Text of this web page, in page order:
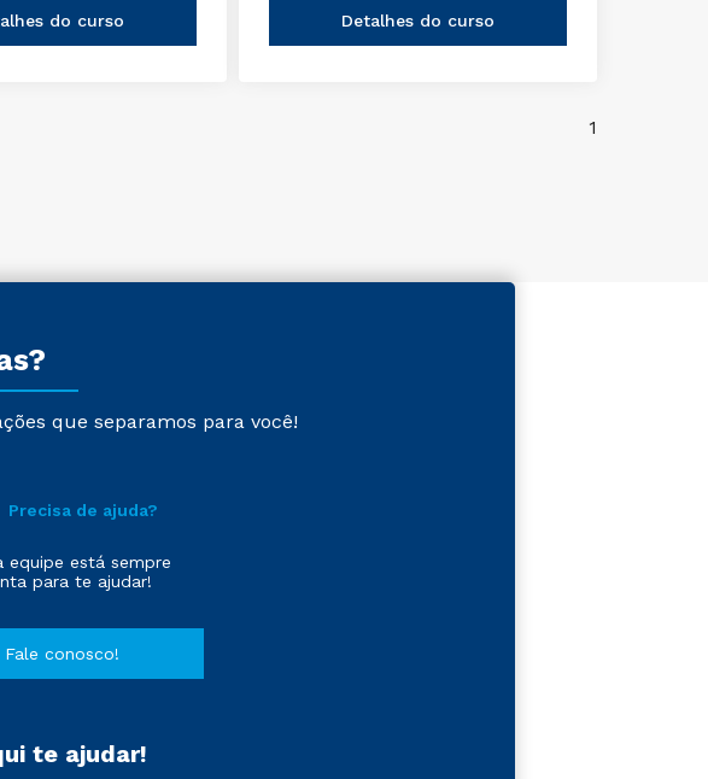
do curso Detalhes do curso
1
que separamos para você!
Precisa de ajuda?
equipe está sempre
para te ajudar!
Fale conosco!
te ajudar!